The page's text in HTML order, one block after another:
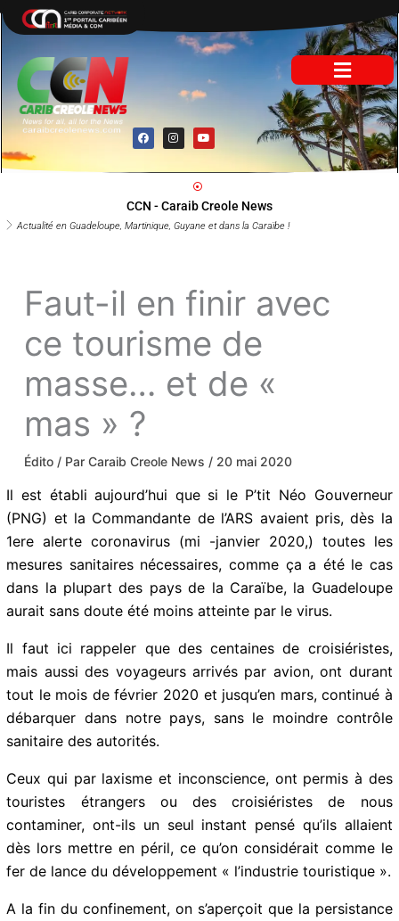
au
F
a
c
b
k
I
n
s
a
a
Y
o
u
u
b
Actualité en Guadeloupe, Martinique, Guyane et dans la Caraïbe !
CCN - Caraib Creole News
Faut-il en finir
avec ce tourisme
de masse… et de
« mas » ?
Édito / ParCaraib Creole News / 20 mai 2020
Il est établi aujourd’hui que si le P’tit Néo Gouverneur
(PNG) et la Commandante de l’ARS avaient pris, dès la
1ere alerte coronavirus (mi -janvier 2020,) toutes les
mesures sanitaires nécessaires, comme ça a été le cas
dans la plupart des pays de la Caraïbe, la Guadeloupe
aurait sans doute été moins atteinte par le virus.
Il faut ici rappeler que des centaines de croisiéristes,
mais aussi des voyageurs arrivés par avion, ont durant
tout le mois de février 2020 et jusqu’en mars, continué
à débarquer dans notre pays, sans le moindre contrôle
sanitaire des autorités.
Ceux qui par laxisme et inconscience, ont permis à des
touristes étrangers ou des croisiéristes de nous
contaminer, ont-ils un seul instant pensé qu’ils allaient
dès lors mettre en péril, ce qu’on considérait comme le
fer de lance du développement « l’industrie touristique